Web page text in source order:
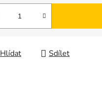
Hlídat Sdílet